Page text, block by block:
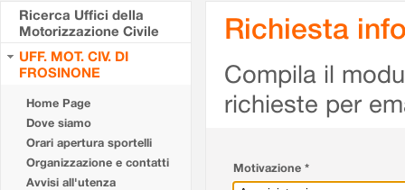
Ricerca Uffici della
Motorizzazione Civile
UFF. MOT. CIV. DI
FROSINONE
Home Page
Dove siamo
Orari apertura sportelli
Organizzazione e contatti
Avvisi all'utenza
Richiesta
Compila il
richieste per
Motivazione *